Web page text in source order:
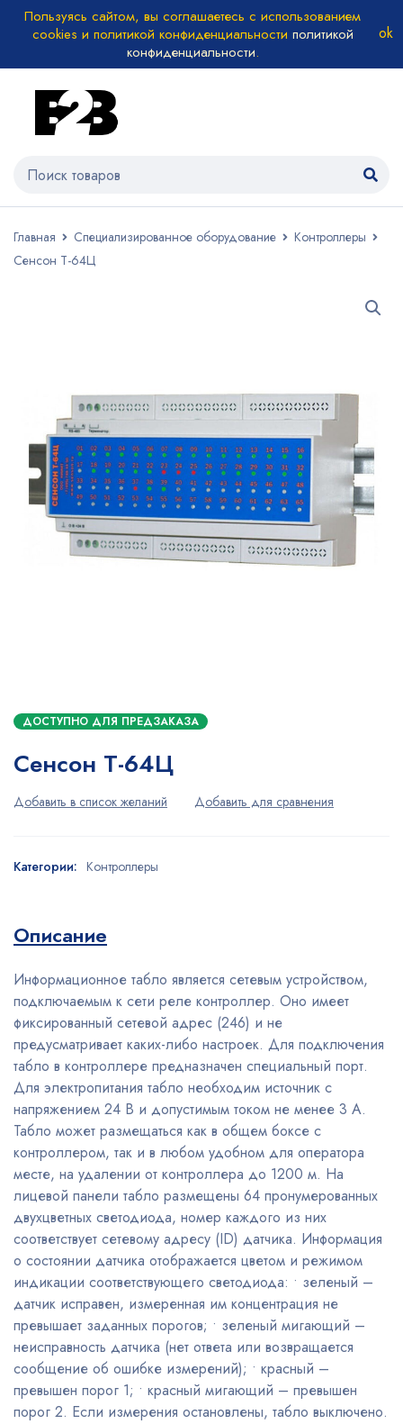
Пользуясь сайтом, вы соглашаетесь с использованием
cookies и политикой конфиденциальности политикой
конфиденциальности.
Главная Специализированное оборудование
Контроллеры
Сенсон Т-64Ц
ДОСТУПНО ДЛЯ ПРЕДЗАКАЗА
Сенсон Т-64Ц
Категории: Контроллеры
Описание
Информационное табло является сетевым устройством,
подключаемым к сети реле контроллер. Оно имеет
фиксированный сетевой адрес (246) и не
предусматривает каких-либо настроек. Для подключения
табло в контроллере предназначен специальный порт.
Для электропитания табло необходим источник с
напряжением 24 В и допустимым током не менее 3 А.
Табло может размещаться как в общем боксе с
контроллером, так и в любом удобном для оператора
месте, на удалении от контроллера до 1200 м. На
лицевой панели табло размещены 64 пронумерованных
двухцветных светодиода, номер каждого из них
соответствует сетевому адресу (ID) датчика. Информация
о состоянии датчика отображается цветом и режимом
индикации соответствующего светодиода: • зеленый –
датчик исправен, измеренная им концентрация не
превышает заданных порогов; • зеленый мигающий –
неисправность датчика (нет ответа или возвращается
сообщение об ошибке измерений); • красный –
превышен порог 1; • красный мигающий – превышен
порог 2. Если измерения остановлены, табло выключено.